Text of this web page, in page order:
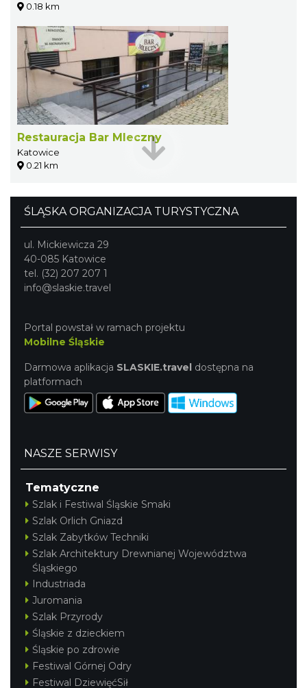
0.18 km
Restauracja Bar Mleczny
Katowice
0.21 km
ŚLĄSKA ORGANIZACJA TURYSTYCZNA
ul. Mickiewicza 29
40-085 Katowice
tel. (32) 207 207 1
info@slaskie.travel
Portal powstał w ramach projektu
Mobilne Śląskie
Darmowa aplikacja SLASKIE.travel dostępna na
platformach
NASZE SERWISY
Tematyczne
Szlak i Festiwal Śląskie Smaki
Szlak Orlich Gniazd
Szlak Zabytków Techniki
Szlak Architektury Drewnianej Województwa
Śląskiego
Industriada
Juromania
Szlak Przyrody
Śląskie z dzieckiem
Śląskie po zdrowie
Festiwal Górnej Odry
Festiwal DziewięćSił